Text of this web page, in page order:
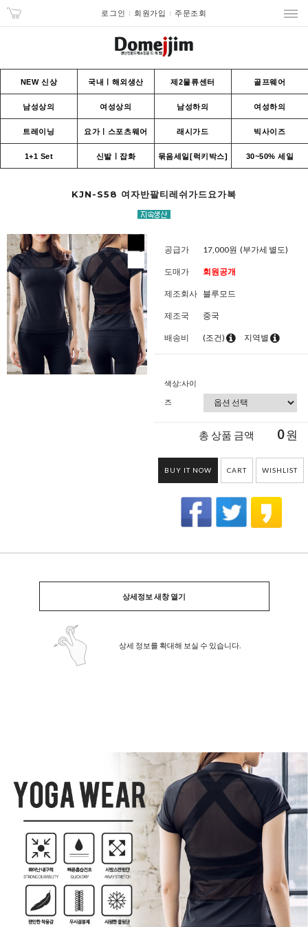
로그인 회원가입 주문조회
NEW 신상 국내ㅣ해외생산 제2물류센터 골프웨어
남성상의 여성상의 남성하의 여성하의
트레이닝 요가ㅣ스포츠웨어 래시가드 빅사이즈
1+1 Set 신발ㅣ잡화 묶음세일[럭키박스] 30~50% 세일
KJN-S58 여자반팔티레쉬가드요가복
공급가 17,000원 (부가세 별도)
도매가 회원공개
제조회사 블루모드
제조국 중국
배송비 (조건) 지역별
색상:사이
즈
총 상품 금액 0원
BUY IT NOW CART WISHLIST
상세정보 새창 열기
상세 정보를 확대해 보실 수 있습니다.